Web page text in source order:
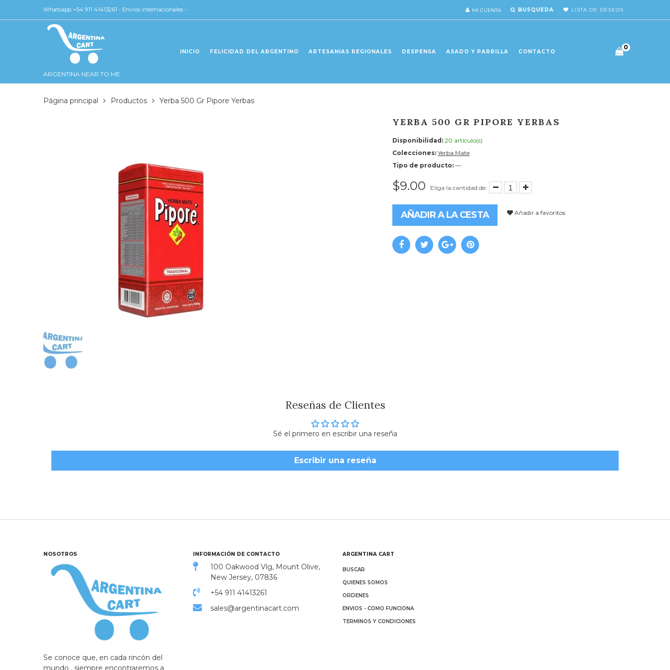
Whatsapp +54 911 41413261 - Envios internacionales - MI CUENTA BUSQUEDA LISTA DE DESEOS
ARGENTINA NEAR TO ME
INICIO FELICIDAD DEL ARGENTINO ARTESANIAS REGIONALES DESPENSA ASADO Y PARRILLA CONTACTO
0
Página principal Productos Yerba 500 Gr Pipore Yerbas
YERBA 500 GR PIPORE YERBAS
Disponibilidad: 20 artículo(s)
Colecciones: Yerba Mate
Tipo de producto: —
$9.00 Eliga la cantidad de:
AÑADIR A LA CESTA Añadir a favoritos
Reseñas de Clientes
Sé el primero en escribir una reseña
Escribir una reseña
NOSOTROS
Se conoce que, en cada rincón del
mundo , siempre encontraremos a
INFORMACIÓN DE CONTACTO
100 Oakwood Vlg, Mount Olive,
New Jersey, 07836
+54 911 41413261
sales@argentinacart.com
ARGENTINA CART
BUSCAR
QUIENES SOMOS
ORDENES
ENVIOS - COMO FUNCIONA
TERMINOS Y CONDICIONES